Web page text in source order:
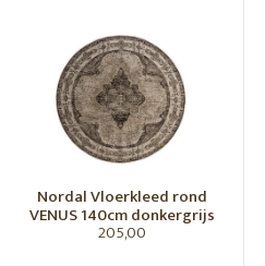
Cadeautjes €25,- t/m €50,-
Wereld plantendag
Bruin is dé nieuwe trendkleur
De mooiste interieurcadeau's
We love stripes
Nordal Vloerkleed rond
VENUS 140cm donkergrijs
205,00